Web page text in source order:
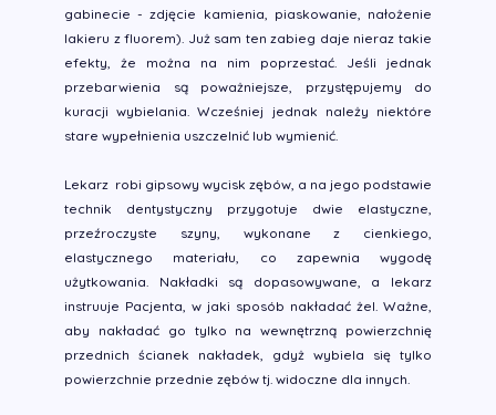
gabinecie - zdjęcie kamienia, piaskowanie, nałożenie
lakieru z fluorem). Już sam ten zabieg daje nieraz takie
efekty, że można na nim poprzestać. Jeśli jednak
przebarwienia są poważniejsze, przystępujemy do
kuracji wybielania. Wcześniej jednak należy niektóre
stare wypełnienia uszczelnić lub wymienić.
Lekarz robi gipsowy wycisk zębów, a na jego podstawie
technik dentystyczny przygotuje dwie elastyczne,
przeźroczyste szyny, wykonane z cienkiego,
elastycznego materiału, co zapewnia wygodę
użytkowania. Nakładki są dopasowywane, a lekarz
instruuje Pacjenta, w jaki sposób nakładać żel. Ważne,
aby nakładać go tylko na wewnętrzną powierzchnię
przednich ścianek nakładek, gdyż wybiela się tylko
powierzchnie przednie zębów tj. widoczne dla innych.